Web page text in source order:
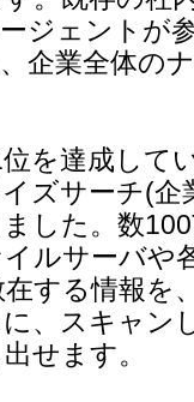
ジェントが
企業全体の
を達成して
ズサーチ(企
した。数
ルサーバや
する情報を
、スキャン
せます。